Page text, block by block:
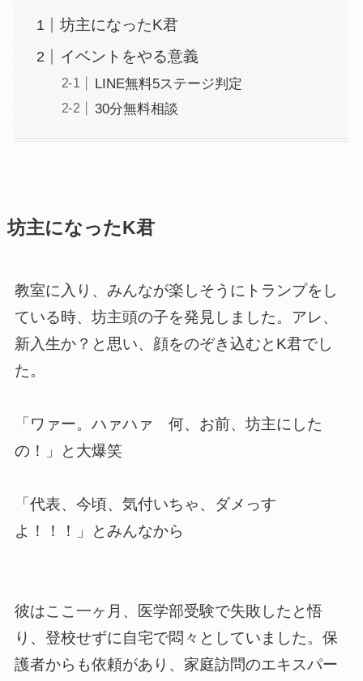
坊主になったK君
イベントをやる意義
LINE無料5ステージ判定
30分無料相談
坊主になったK君
教室に入り、みんなが楽しそうにトランプをし
ている時、坊主頭の子を発見しました。アレ、
新入生か？と思い、顔をのぞき込むとK君でし
た。
「ワァー。ハァハァ 何、お前、坊主にした
の！」と大爆笑
「代表、今頃、気付いちゃ、ダメっす
よ！！！」とみんなから
彼はここ一ヶ月、医学部受験で失敗したと悟
り、登校せずに自宅で悶々としていました。保
護者からも依頼があり、家庭訪問のエキスパー